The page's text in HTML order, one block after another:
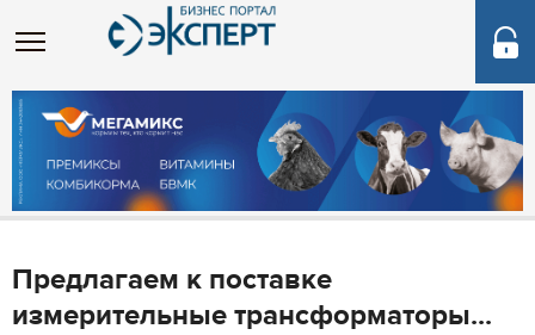
Предлагаем к поставке
измерительные трансформаторы...